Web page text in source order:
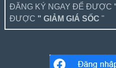
ĐĂNG KÝ NGAY ĐỂ ĐƯỢC
ĐƯỢC " GIẢM GIÁ SỐC "